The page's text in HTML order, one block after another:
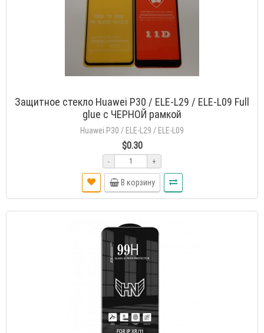
Защитное стекло Huawei P30 / ELE-L29 / ELE-L09 Full
glue с ЧЕРНОЙ рамкой
Huawei P30 / ELE-L29 / ELE-L09
$0.30
- +
В корзину